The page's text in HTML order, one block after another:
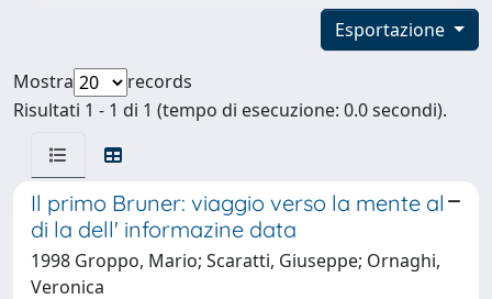
Esportazione
Mostra
records
Risultati 1 - 1 di 1 (tempo di esecuzione: 0.0 secondi).
Il primo Bruner: viaggio verso la mente al
di la dell' informazine data
1998 Groppo, Mario; Scaratti, Giuseppe; Ornaghi,
Veronica